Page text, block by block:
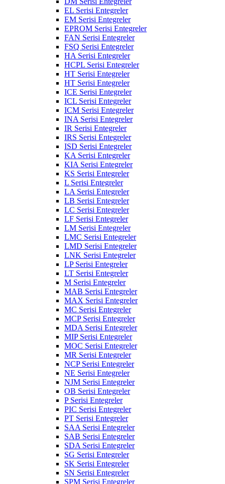
EL Serisi Entegreler
EM Serisi Entegreler
EPROM Serisi Entegreler
FAN Serisi Entegreler
FSQ Serisi Entegreler
HA Serisi Entegreler
HCPL Serisi Entegreler
HT Serisi Entegreler
HT Serisi Entegreler
ICE Serisi Entegreler
ICL Serisi Entegreler
ICM Serisi Entegreler
INA Serisi Entegreler
IR Serisi Entegreler
IRS Serisi Entegreler
ISD Serisi Entegreler
KA Serisi Entegreler
KIA Serisi Entegreler
KS Serisi Entegreler
L Serisi Entegreler
LA Serisi Entegreler
LB Serisi Entegreler
LC Serisi Entegreler
LF Serisi Entegreler
LM Serisi Entegreler
LMC Serisi Entegreler
LMD Serisi Entegreler
LNK Serisi Entegreler
LP Serisi Entegreler
LT Serisi Entegreler
M Serisi Entegreler
MAB Serisi Entegreler
MAX Serisi Entegreler
MC Serisi Entegreler
MCP Serisi Entegreler
MDA Serisi Entegreler
MIP Serisi Entegreler
MOC Serisi Entegreler
MR Serisi Entegreler
NCP Serisi Entegreler
NE Serisi Entegreler
NJM Serisi Entegreler
OB Serisi Entegreler
P Serisi Entegreler
PIC Serisi Entegreler
PT Serisi Entegreler
SAA Serisi Entegreler
SAB Serisi Entegreler
SDA Serisi Entegreler
SG Serisi Entegreler
SK Serisi Entegreler
SN Serisi Entegreler
SPM Serisi Entegreler